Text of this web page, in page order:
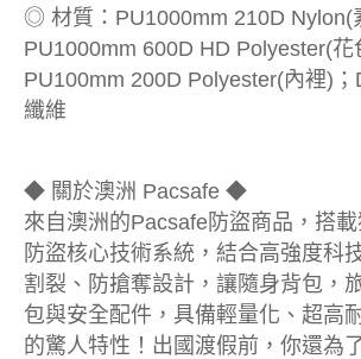
◎ 材質：PU1000mm 210D Nylon(
PU1000mm 600D HD Polyester(花
PU100mm 200D Polyester(內裡)
纖維
◆ 關於澳洲 Pacsafe ◆
來自澳洲的Pacsafe防盜商品，搭
防盜核心技術系統，結合高強度科
割裂、防搶奪設計，讓隨身背包，
包與安全配件，具備輕量化、超高
的驚人特性！出國渡假前，你還為